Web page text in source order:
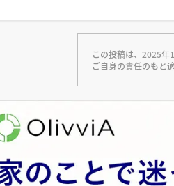
この投稿は、2025年
ご自身の責任のもと